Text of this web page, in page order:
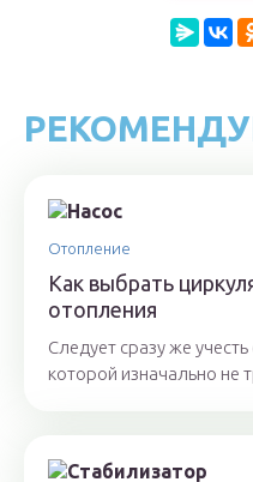
Отопление
Как выбрать
отопления
Следует сразу же
которой изначально не